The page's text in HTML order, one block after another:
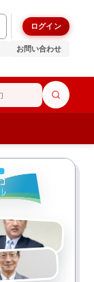
ログイン
お問い合わせ